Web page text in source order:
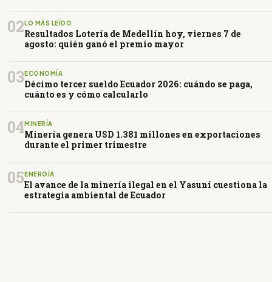
02LO MÁS LEÍDO
Resultados Lotería de Medellín hoy, viernes 7 de
agosto: quién ganó el premio mayor
03ECONOMÍA
Décimo tercer sueldo Ecuador 2026: cuándo se paga,
cuánto es y cómo calcularlo
04MINERÍA
Minería genera USD 1.381 millones en exportaciones
durante el primer trimestre
05ENERGÍA
El avance de la minería ilegal en el Yasuní cuestiona la
estrategia ambiental de Ecuador